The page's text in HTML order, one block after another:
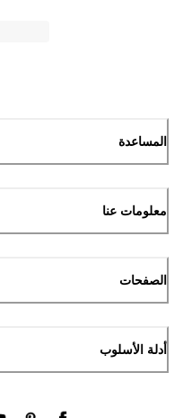
المساعدة
معلومات عنا
الصفحات
أدلة الأسلوب